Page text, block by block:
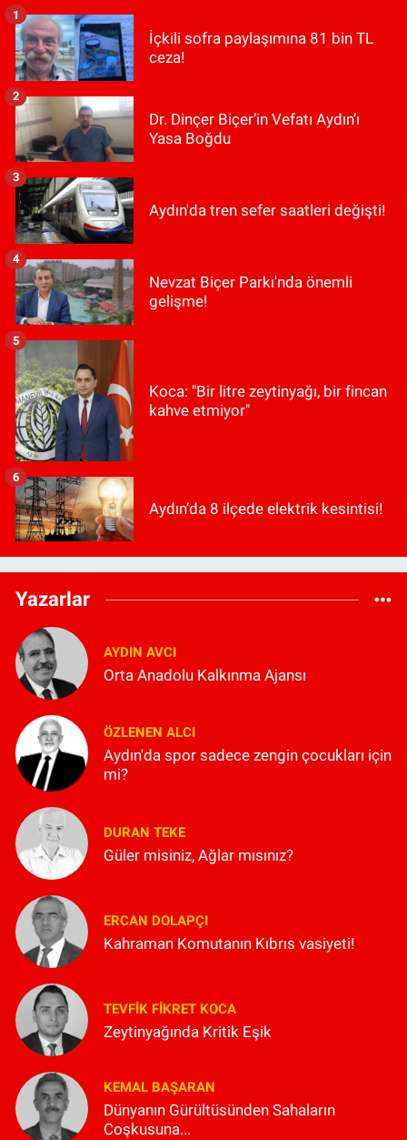
İçkili sofra paylaşımına 81 bin TL
ceza!
1
Dr. Dinçer Biçer’in Vefatı Aydın’ı
Yasa Boğdu
2
Aydın'da tren sefer saatleri değişti!
3
Nevzat Biçer Parkı'nda önemli
gelişme!
4
Koca: "Bir litre zeytinyağı, bir fincan
kahve etmiyor"
5
Aydın’da 8 ilçede elektrik kesintisi!
6
Yazarlar
AYDIN AVCI
Orta Anadolu Kalkınma Ajansı
ÖZLENEN ALCI
Aydın'da spor sadece zengin çocukları için
mi?
DURAN TEKE
Güler misiniz, Ağlar mısınız?
ERCAN DOLAPÇI
Kahraman Komutanın Kıbrıs vasiyeti!
TEVFIK FIKRET KOCA
Zeytinyağında Kritik Eşik
KEMAL BAŞARAN
Dünyanın Gürültüsünden Sahaların
Coşkusuna...